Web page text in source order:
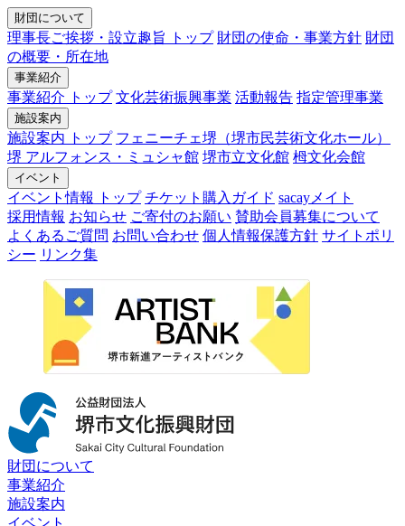
財団について
理事長ご挨拶・設立趣旨 トップ 財団の使命・事業方針 財団
の概要・所在地
事業紹介
事業紹介 トップ 文化芸術振興事業 活動報告 指定管理事業
施設案内
施設案内 トップ フェニーチェ堺（堺市民芸術文化ホール）
堺 アルフォンス・ミュシャ館 堺市立文化館 栂文化会館
イベント
イベント情報 トップ チケット購入ガイド sacayメイト
採用情報 お知らせ ご寄付のお願い 賛助会員募集について
よくあるご質問 お問い合わせ 個人情報保護方針 サイトポリ
シー リンク集
財団について
事業紹介
施設案内
イベント